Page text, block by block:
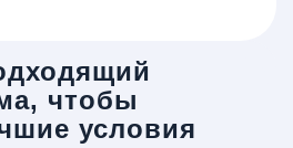
чтобы
условия